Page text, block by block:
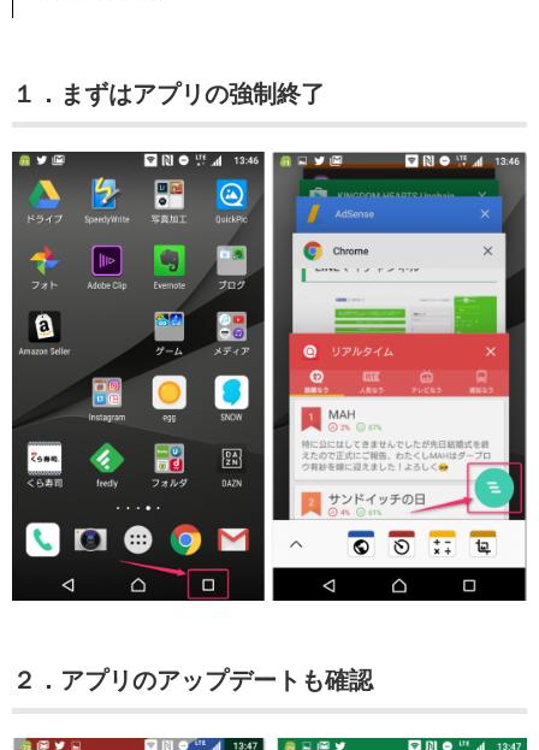
１．まずはアプリの強制終了
２．アプリのアップデートも確認